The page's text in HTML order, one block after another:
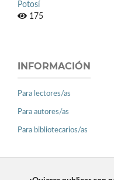
Potosí
175
INFORMACIÓN
Para lectores/as
Para autores/as
Para bibliotecarios/as